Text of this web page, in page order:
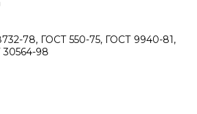
78, ГОСТ 550-75, ГОСТ 9940-81,
98